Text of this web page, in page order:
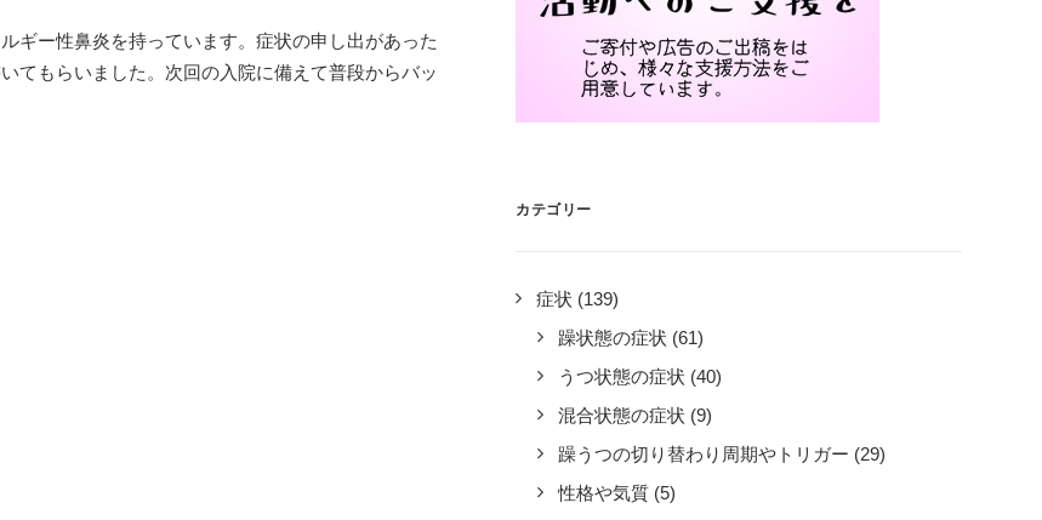
ギー性鼻炎を持っています。症状の申し出があった
てもらいました。次回の入院に備えて普段からバッ
カテゴリー
症状 (139)
躁状態の症状 (61)
うつ状態の症状 (40)
混合状態の症状 (9)
躁うつの切り替わり周期やトリガー (29)
性格や気質 (5)